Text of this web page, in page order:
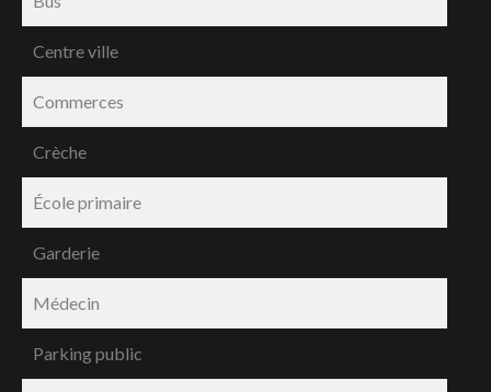
Centre ville
Commerces
Crèche
École primaire
Garderie
Médecin
Parking public